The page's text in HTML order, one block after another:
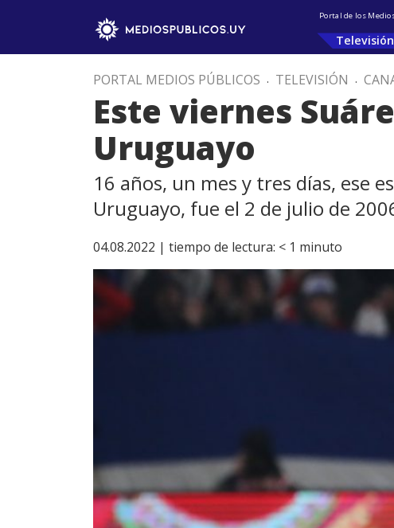
Portal de los
Televisión
PORTAL MEDIOS PÚBLICOS . TELEVISIÓN .
Este viernes
Uruguayo
16 años, un mes y tres días, ese
Uruguayo, fue el 2 de julio de
04.08.2022 | tiempo de lectura: < 1 minuto